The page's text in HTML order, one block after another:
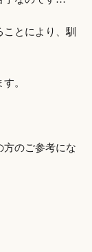
とにより、馴
。
方のご参考にな